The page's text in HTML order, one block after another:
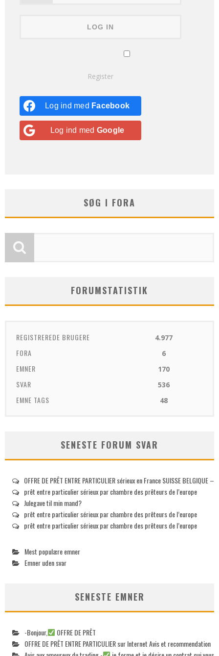
Register
Log ind med Facebook
Log ind med Google
SØG I FORA
FORUMSTATISTIK
REGISTREREDE BRUGERE 4.977
FORA 6
EMNER 170
SVAR 536
EMNE TAGS 48
SENESTE FORUM SVAR
OFFRE DE PRÊT ENTRE PARTICULIER sérieux en France SUISSE BELGIQUE –
prêt entre particulier sérieux par chambre des prêteurs de l’europe
Julegave til min mand?
prêt entre particulier sérieux par chambre des prêteurs de l’europe
prêt entre particulier sérieux par chambre des prêteurs de l’europe
Mest populære emner
Emner uden svar
SENESTE EMNER
-Bonjour,
OFFRE DE PRÊT
OFFRE DE PRÊT ENTRE PARTICULIER sur Internet Avis et recommendation